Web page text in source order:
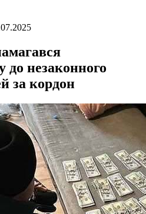
до незаконного
за кордон